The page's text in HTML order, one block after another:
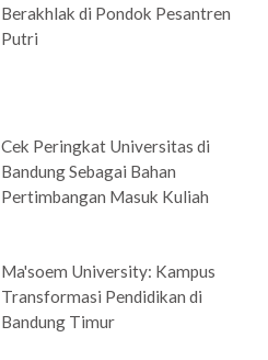
Berakhlak di Pondok Pesantren
Putri
Cek Peringkat Universitas di
Bandung Sebagai Bahan
Pertimbangan Masuk Kuliah
Ma'soem University: Kampus
Transformasi Pendidikan di
Bandung Timur